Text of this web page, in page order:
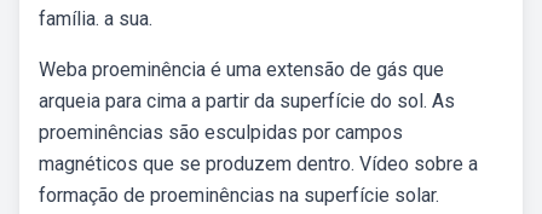
família. a sua.
Weba proeminência é uma extensão de gás que
arqueia para cima a partir da superfície do sol. As
proeminências são esculpidas por campos
magnéticos que se produzem dentro. Vídeo sobre a
formação de proeminências na superfície solar.